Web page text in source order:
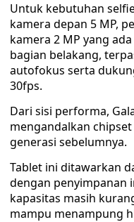
Untuk kebutuhan
kamera depan 5 MP,
kamera 2 MP yang
bagian belakang,
autofokus serta
30fps.
Dari sisi performa,
mengandalkan
generasi sebelumnya.
Tablet ini ditawarkan
dengan penyimpanan
kapasitas masih
mampu menampung